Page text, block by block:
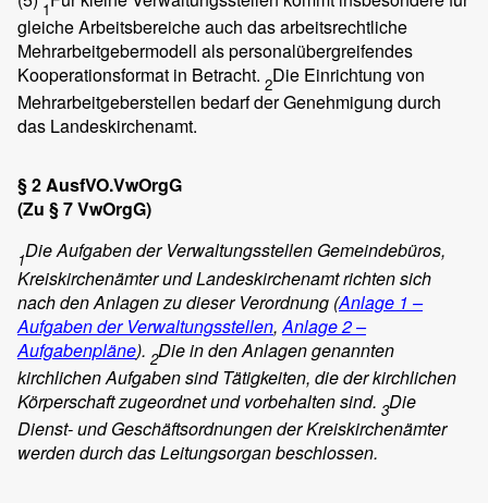
1
gleiche Arbeitsbereiche auch das arbeitsrechtliche
Mehrarbeitgebermodell als personalübergreifendes
Kooperationsformat in Betracht. 2Die Einrichtung von
Mehrarbeitgeberstellen bedarf der Genehmigung durch
das Landeskirchenamt.
§ 2 AusfVO.VwOrgG
(Zu § 7 VwOrgG)
1Die Aufgaben der Verwaltungsstellen Gemeindebüros,
Kreiskirchenämter und Landeskirchenamt richten sich
nach den Anlagen zu dieser Verordnung (Anlage 1 –
Aufgaben der Verwaltungsstellen,Anlage 2 –
Aufgabenpläne). 2Die in den Anlagen genannten
kirchlichen Aufgaben sind Tätigkeiten, die der kirchlichen
Körperschaft zugeordnet und vorbehalten sind. 3Die
Dienst- und Geschäftsordnungen der Kreiskirchenämter
werden durch das Leitungsorgan beschlossen.